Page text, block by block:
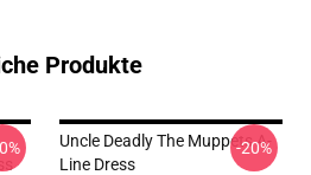
Produkte
Uncle Deadly The Muppets A-
Line Dress
-20%